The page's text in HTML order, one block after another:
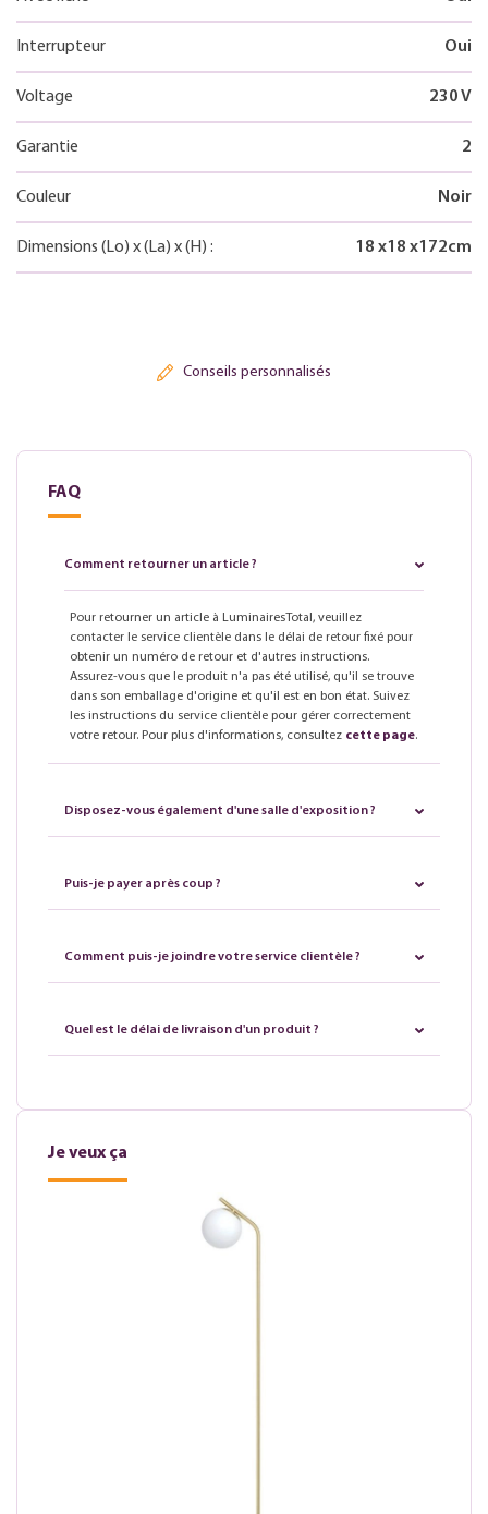
Interrupteur Oui
Voltage 230 V
Garantie 2
Couleur Noir
Dimensions (Lo) x(La) x(H) : 18 x18 x172cm
Conseils personnalisés
FAQ
Comment retourner un article ?
Pour retourner un article à LuminairesTotal, veuillez
contacter le service clientèle dans le délai de retour fixé pour
obtenir un numéro de retour et d'autres instructions.
Assurez-vous que le produit n'a pas été utilisé, qu'il se trouve
dans son emballage d'origine et qu'il est en bon état. Suivez
les instructions du service clientèle pour gérer correctement
votre retour. Pour plus d'informations, consultez cette page.
Disposez-vous également d'une salle d'exposition ?
Puis-je payer après coup ?
Comment puis-je joindre votre service clientèle ?
Quel est le délai de livraison d'un produit ?
Je veux ça